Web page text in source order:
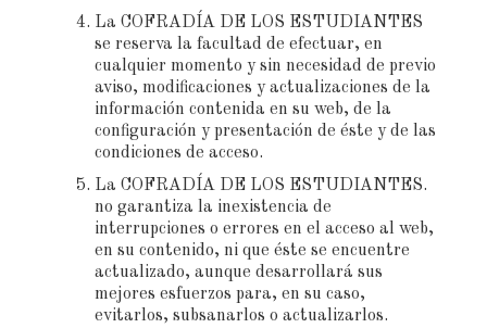
La COFRADÍA DE LOS ESTUDIANTES
se reserva la facultad de efectuar, en
cualquier momento y sin necesidad de previo
aviso, modificaciones y actualizaciones de la
información contenida en su web, de la
configuración y presentación de éste y de las
condiciones de acceso.
La COFRADÍA DE LOS ESTUDIANTES.
no garantiza la inexistencia de
interrupciones o errores en el acceso al web,
en su contenido, ni que éste se encuentre
actualizado, aunque desarrollará sus
mejores esfuerzos para, en su caso,
evitarlos, subsanarlos o actualizarlos.